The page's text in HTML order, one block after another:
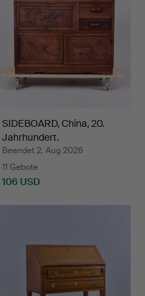
SIDEBOARD, China, 20.
Jahrhundert.
Beendet 2. Aug 2026
11 Gebote
106 USD